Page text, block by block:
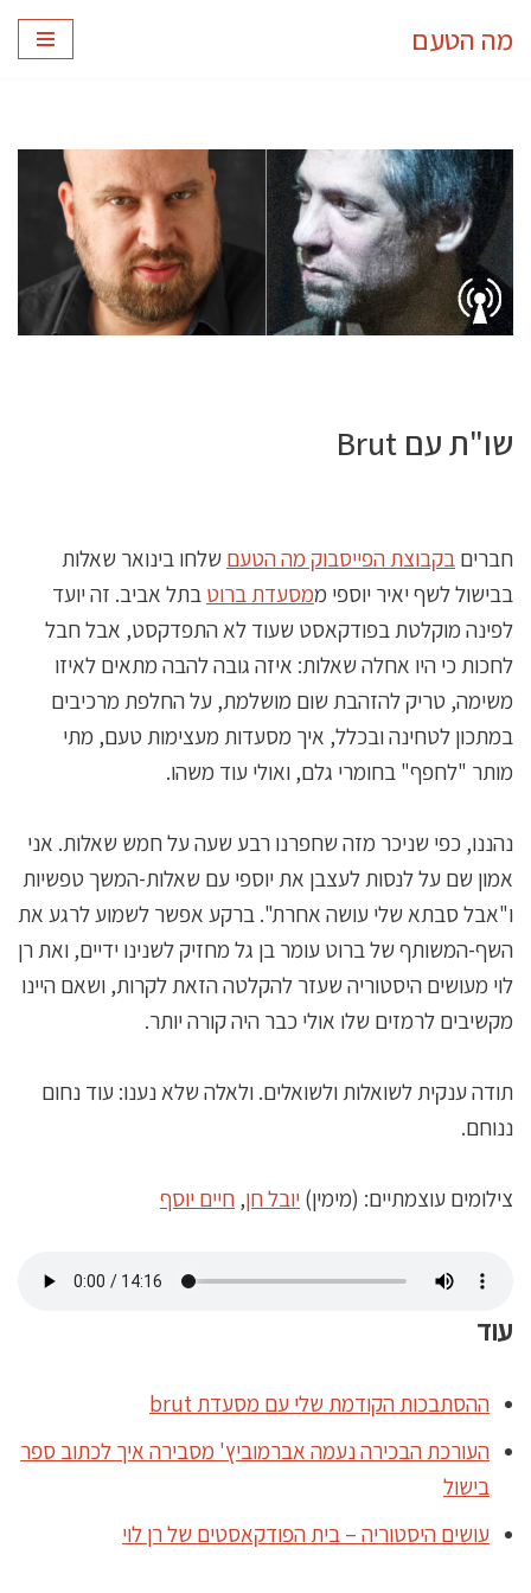
מה הטעם
שו"ת עם Brut
חברים בקבוצת הפייסבוק מה הטעם שלחו בינואר שאלות
בבישול לשף יאיר יוספי ממסעדת ברוט בתל אביב. זה יועד
לפינה מוקלטת בפודקאסט שעוד לא התפדקסט, אבל חבל
לחכות כי היו אחלה שאלות: איזה גובה להבה מתאים לאיזו
משימה, טריק להזהבת שום מושלמת, על החלפת מרכיבים
במתכון לטחינה ובכלל, איך מסעדות מעצימות טעם, מתי
מותר "לחפף" בחומרי גלם, ואולי עוד משהו.
נהננו, כפי שניכר מזה שחפרנו רבע שעה על חמש שאלות. אני
אמון שם על לנסות לעצבן את יוספי עם שאלות-המשך טפשיות
ו"אבל סבתא שלי עושה אחרת". ברקע אפשר לשמוע לרגע את
השף-המשותף של ברוט עומר בן גל מחזיק לשנינו ידיים, ואת רן
לוי מעושים היסטוריה שעזר להקלטה הזאת לקרות, ושאם היינו
מקשיבים לרמזים שלו אולי כבר היה קורה יותר.
תודה ענקית לשואלות ולשואלים. ולאלה שלא נענו: עוד נחום
ננוחם.
צילומים עוצמתיים: (מימין) יובל חן, חיים יוסף
עוד
ההסתבכות הקודמת שלי עם מסעדת brut
העורכת הבכירה נעמה אברמוביץ' מסבירה איך לכתוב ספר
בישול
עושים היסטוריה – בית הפודקאסטים של רן לוי